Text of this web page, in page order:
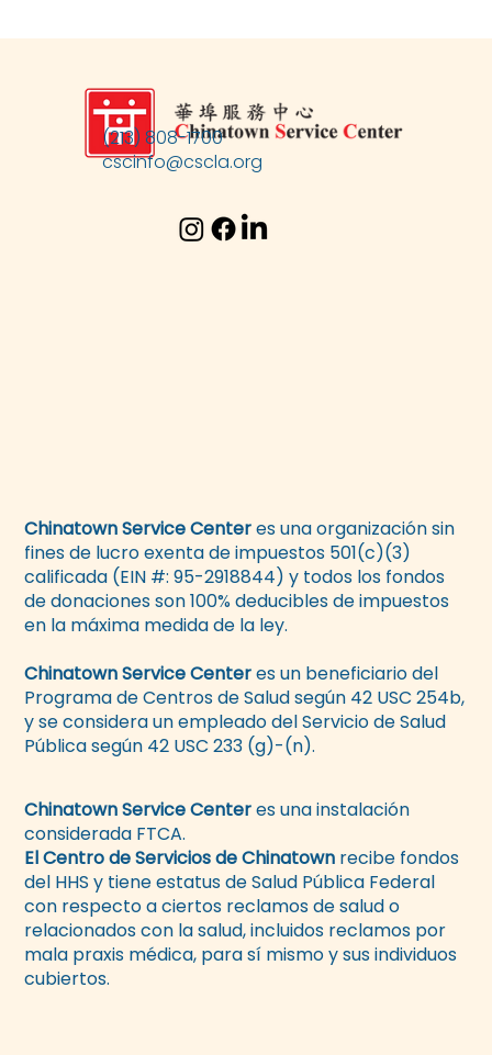
(213) 808-1700
cscinfo@cscla.org
Chinatown Service Centeres una organización sin
fines de lucro exenta de impuestos 501(c)(3)
calificada (EIN #: 95-2918844) y todos los fondos
de donaciones son 100% deducibles de impuestos
en la máxima medida de la ley.
Chinatown Service Centeres un beneficiario del
Programa de Centros de Salud según 42 USC 254b,
y se considera un empleado del Servicio de Salud
Pública según 42 USC 233 (g)-(n).
Chinatown Service Centeres una instalación
considerada FTCA.
El Centro de Servicios de Chinatown recibe fondos
del HHS y tiene estatus de Salud Pública Federal
con respecto a ciertos reclamos de salud o
relacionados con la salud, incluidos reclamos por
mala praxis médica, para sí mismo y sus individuos
cubiertos.